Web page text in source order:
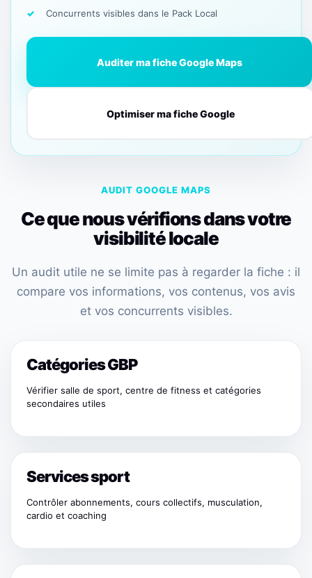
Concurrents visibles dans le Pack Local
Auditer ma fiche Google Maps
Optimiser ma fiche Google
AUDIT GOOGLE MAPS
Ce que nous vérifions dans votre
visibilité locale
Un audit utile ne se limite pas à regarder la fiche : il
compare vos informations, vos contenus, vos avis
et vos concurrents visibles.
Catégories GBP
Vérifier salle de sport, centre de fitness et catégories
secondaires utiles
Services sport
Contrôler abonnements, cours collectifs, musculation,
cardio et coaching